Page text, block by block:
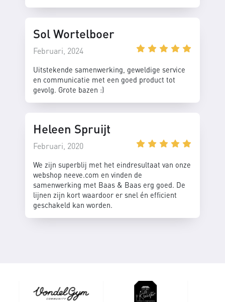
Sol Wortelboer
Februari, 2024
Uitstekende samenwerking, geweldige service
en communicatie met een goed product tot
gevolg. Grote bazen :)
Heleen Spruijt
Februari, 2020
We zijn superblij met het eindresultaat van onze
webshop neeve.com en vinden de
samenwerking met Baas & Baas erg goed. De
lijnen zijn kort waardoor er snel én efficient
geschakeld kan worden.